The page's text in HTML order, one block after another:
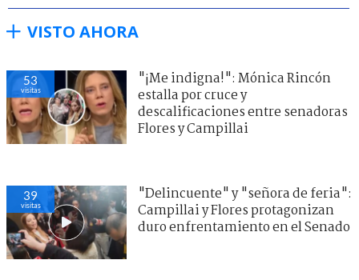
VISTO AHORA
53
visitas
"¡Me indigna!": Mónica Rincón
estalla por cruce y
descalificaciones entre senadoras
Flores y Campillai
39
visitas
"Delincuente" y "señora de feria":
Campillai y Flores protagonizan
duro enfrentamiento en el Senado